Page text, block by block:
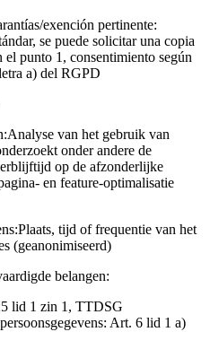
exención pertinente:
se puede solicitar una copia
el punto 1, consentimiento según
a) del RGPD
Analyse van het gebruik van
onder andere de
op de afzonderlijke
en feature-optimalisatie
Plaats, tijd of frequentie van het
(geanonimiseerd)
belangen:
lid 1 zin 1, TTDSG
Art. 6 lid 1 a)